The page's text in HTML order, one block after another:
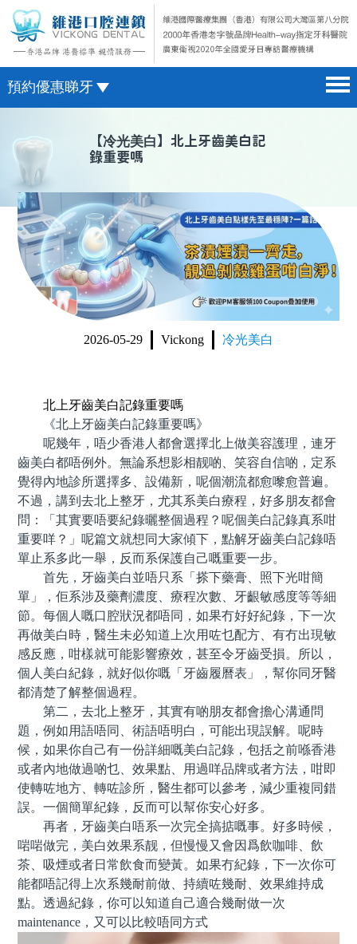
預約優惠睇牙
醫院簡介 hospital introduction
醫生介紹 doctor introduction
醫療新聞 medical news
種植牙 dental implant
箍牙 orthodontics
收費標準 change standard
微信預約
WhatsApp預約
【冷光美白】北上牙齒美白記
錄重要嗎
2026-05-29 Vickong 冷光美白
北上牙齒美白記錄重要嗎
《北上牙齒美白記錄重要嗎》
呢幾年，唔少香港人都會選擇北上做美容護理，連牙
齒美白都唔例外。無論系想影相靓啲、笑容自信啲，定系
覺得內地診所選擇多、設備新，呢個潮流都愈嚟愈普遍。
不過，講到去北上整牙，尤其系美白療程，好多朋友都會
問：「其實要唔要紀錄曬整個過程？呢個美白記錄真系咁
重要咩？」呢篇文就想同大家傾下，點解牙齒美白記錄唔
單止系多此一舉，反而系保護自己嘅重要一步。
首先，牙齒美白並唔只系「搽下藥膏、照下光咁簡
單」，佢系涉及藥劑濃度、療程次數、牙齦敏感度等等細
節。每個人嘅口腔狀況都唔同，如果冇好好紀錄，下一次
再做美白時，醫生未必知道上次用咗乜配方、有冇出現敏
感反應，咁樣就可能影響療效，甚至令牙齒受損。所以，
個人美白紀錄，就好似你嘅「牙齒履曆表」，幫你同牙醫
都清楚了解整個過程。
第二，去北上整牙，其實有啲朋友都會擔心溝通問
題，例如用語唔同、術語唔明白，可能出現誤解。呢時
候，如果你自己有一份詳細嘅美白記錄，包括之前喺香港
或者內地做過啲乜、效果點、用過咩品牌或者方法，咁即
使轉咗地方、轉咗診所，醫生都可以參考，減少重複同錯
誤。一個簡單紀錄，反而可以幫你安心好多。
再者，牙齒美白唔系一次完全搞掂嘅事。好多時候，
啱啱做完，美白效果系靓，但慢慢又會因爲飲咖啡、飲
茶、吸煙或者日常飲食而變黃。如果冇紀錄，下一次你可
能都唔記得上次系幾耐前做、持續咗幾耐、效果維持成
點。透過紀錄，你可以知道自己適合幾耐做一次
maintenance，又可以比較唔同方式